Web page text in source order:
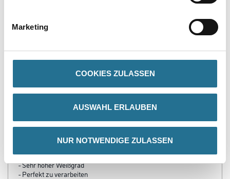
Marketing
COOKIES ZULASSEN
AUSWAHL ERLAUBEN
NUR NOTWENDIGE ZULASSEN
PRODUKTEIGENSCHAFTEN
- Konservierungsmittelfrei
- Geruchsarm und emissionsminimiert
- Frei von foggingaktiven Substanzen
- Hervorragend ausbesserungsfähig
- Doppeltes Deckvermögen
- Sehr hoher Weißgrad
- Perfekt zu verarbeiten